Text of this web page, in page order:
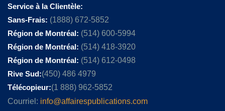
Service à la Clientèle:
Sans-Frais: (1888) 672-5852
Région de Montréal: (514) 600-5994
Région de Montréal: (514) 418-3920
Région de Montréal: (514) 612-0498
Rive Sud:(450) 486 4979
Télécopieur:(1 888) 962-5852
Courriel: info@affairespublications.com